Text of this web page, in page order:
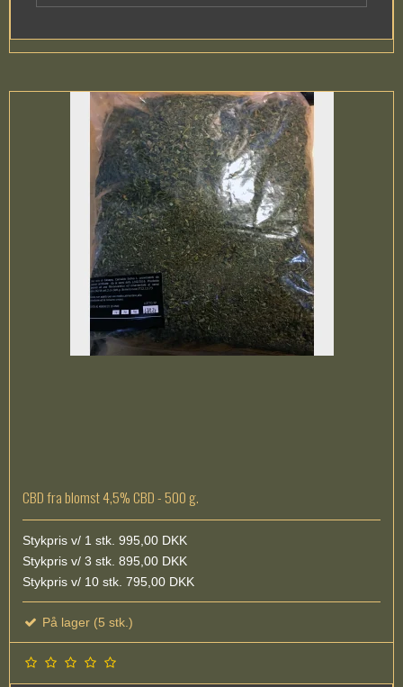
CBD fra blomst 4,5% CBD - 500 g.
Stykpris v/ 1 stk. 995,00 DKK
Stykpris v/ 3 stk. 895,00 DKK
Stykpris v/ 10 stk. 795,00 DKK
På lager (5 stk.)